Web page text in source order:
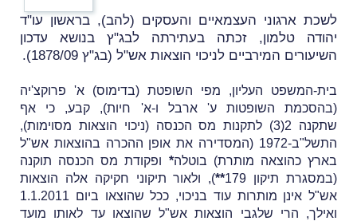
לשכת ארגוני העצמאיים והעסקים (להב), בראשון עו"ד
יהודה טלמון, זכתה בעתירתה לבג"ץ בנושא עדכון
השיעורים המירביים לניכוי הוצאות אש"ל (בג"ץ 1878/09).
בית-המשפט העליון, מפי השופטת (בדימוס) א' פרוקצ'יה
(בהסכמת השופטות ע' ארבל ו-א' חיות), קבע, כי אף
שתקנה
2(3) לתקנות מס הכנסה (ניכוי הוצאות מסוימות),
התשל"ב-1972 (המסדירה את אופן ההכרה בהוצאות אש"ל
בארץכהוצאה מותרת) בוטלה* ופקודת מס הכנסה תוקנה
(במסגרת תיקון 179
**), ולאור תיקוני חקיקה אלה הוצאות
אש"ל אינן מותרות עוד בניכוי, ככל שהוצאו ביום 1.1.2011
ואילך, הרי שלגבי הוצאות אש"ל שהוצאו עד לאותו מועד